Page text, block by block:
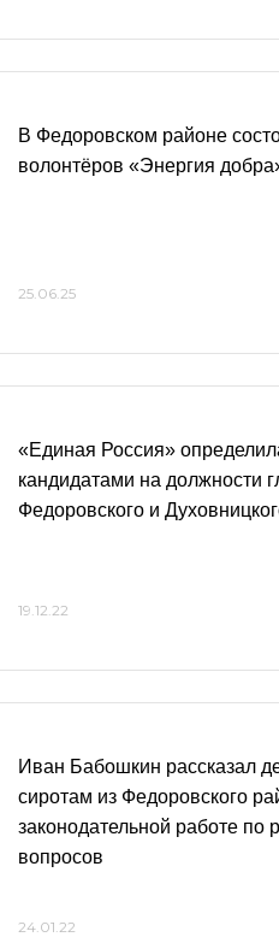
В Федоровском районе
волонтёров «Энергия
25.06.25
«Единая Россия»
кандидатами на должности
Федоровского и
19.12.22
Иван Бабошкин рассказал
сиротам из Федоровского
законодательной работе по
вопросов
24.01.22